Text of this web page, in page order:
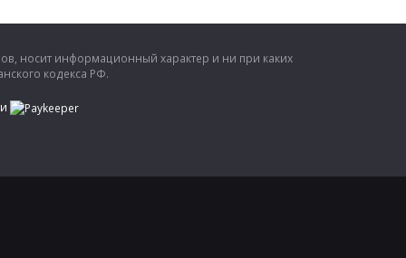
носит информационный характер и ни при каких
кодекса РФ.